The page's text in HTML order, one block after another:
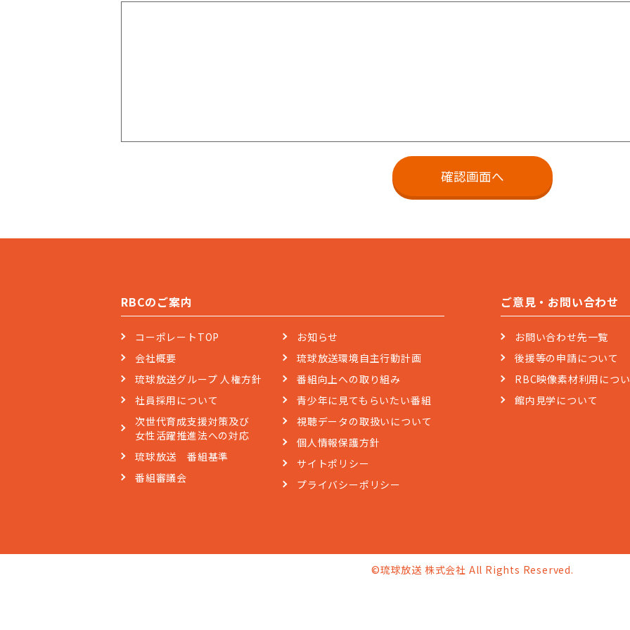
RBCのご案内
コーポレートTOP
会社概要
琉球放送グループ 人権方針
社員採用について
次世代育成支援対策及び
女性活躍推進法への対応
琉球放送 番組基準
番組審議会
お知らせ
琉球放送環境自主行動計画
番組向上への取り組み
青少年に見てもらいたい番組
視聴データの取扱いについて
個人情報保護方針
サイトポリシー
プライバシーポリシー
ご意見・お問い合わせ
お問い合わせ先一覧
後援等の申請について
RBC映像素材利用につ
館内見学について
©琉球放送 株式会社 All Rights Reserved.